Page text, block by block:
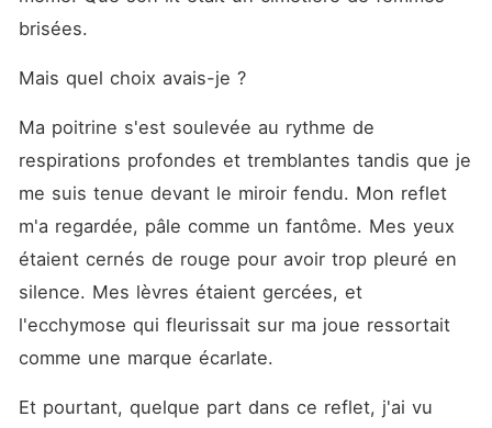
brisées.
Mais quel choix avais-je ?
Ma poitrine s'est soulevée au rythme de
respirations profondes et tremblantes tandis que je
me suis tenue devant le miroir fendu. Mon reflet
m'a regardée, pâle comme un fantôme. Mes yeux
étaient cernés de rouge pour avoir trop pleuré en
silence. Mes lèvres étaient gercées, et
l'ecchymose qui fleurissait sur ma joue ressortait
comme une marque écarlate.
Et pourtant, quelque part dans ce reflet, j'ai vu